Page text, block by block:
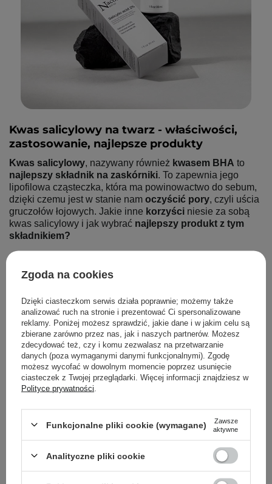
Kwas salicylowy na twarz - właściwości,
zastosowanie, najlepsze produkty
Kwas salicylowy, nazywany również kwasem BHA to
najlepszy składnik na zaskórniki. To zapewnia jego
lipofilowa cząsteczka, która ma powinowactwo do sebum,
dzięki czemu jest w stanie nam oczyścić pory, czyli uścia
gruczołów łojowych. Jakie inne korzyści niesie za sobą
kwas salicylowy i jak wybrać najlepszy produkt z tym
składnikiem?
PRZECZYTAJ WIĘCEJ
Zgoda na cookies
Dzięki ciasteczkom serwis działa poprawnie; możemy także
analizować ruch na stronie i prezentować Ci spersonalizowane
reklamy. Poniżej możesz sprawdzić, jakie dane i w jakim celu są
zbierane zarówno przez nas, jak i naszych partnerów. Możesz
zdecydować też, czy i komu zezwalasz na przetwarzanie
danych (poza wymaganymi danymi funkcjonalnymi). Zgodę
możesz wycofać w dowolnym momencie poprzez usunięcie
ciasteczek z Twojej przeglądarki. Więcej informacji znajdziesz w
Polityce prywatności
Funkcjonalne pliki cookie (wymagane)
Zawsze
aktywne
Analityczne pliki cookie